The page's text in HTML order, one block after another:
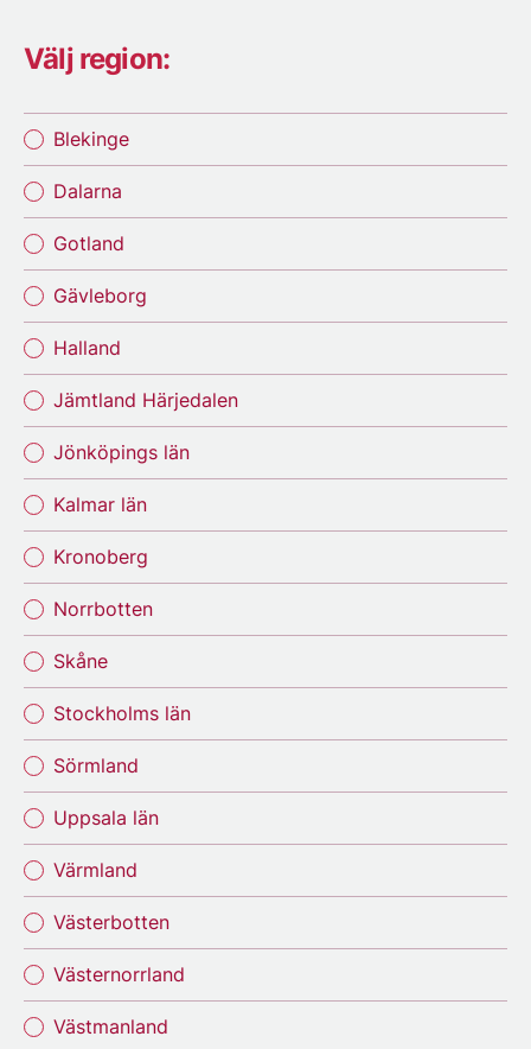
Välj region:
Blekinge
Dalarna
Gotland
Gävleborg
Halland
Jämtland Härjedalen
Jönköpings län
Kalmar län
Kronoberg
Norrbotten
Skåne
Stockholms län
Sörmland
Uppsala län
Värmland
Västerbotten
Västernorrland
Västmanland